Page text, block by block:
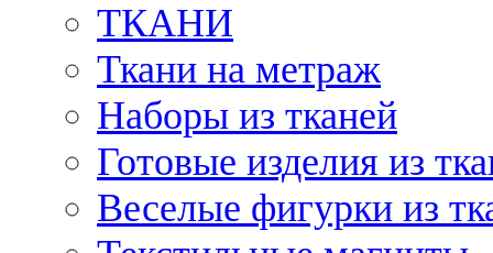
ТКАНИ
Ткани на метраж
Наборы из тканей
Готовые изделия из
Веселые фигурки из